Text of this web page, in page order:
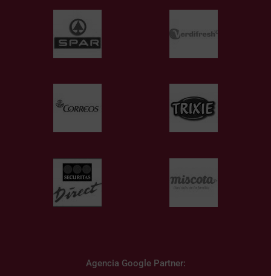
Agencia Google Partner: